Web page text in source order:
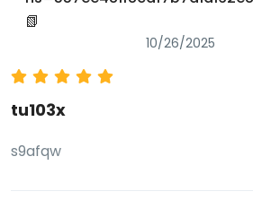
📗
10/26/2025
tu103x
s9afqw